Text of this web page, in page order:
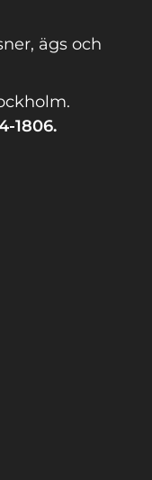
ägs och
1806.